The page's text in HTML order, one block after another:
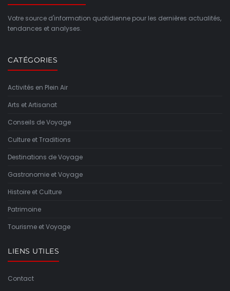
Votre source d'information quotidienne pour les dernières actualités,
tendances et analyses.
CATÉGORIES
Activités en Plein Air
Arts et Artisanat
Conseils de Voyage
Culture et Traditions
Destinations de Voyage
Gastronomie et Voyage
Histoire et Culture
Patrimoine
Tourisme et Voyage
LIENS UTILES
Contact